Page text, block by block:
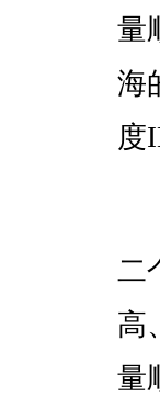
量
海
度
二
高
量